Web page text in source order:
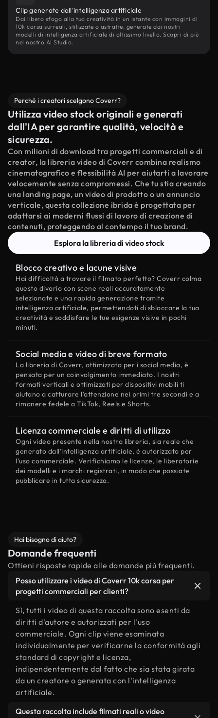
Clip generate dall'intelligenza artificiale
Dai libero sfogo alla tua creatività in un istante con immagini di
10k corsa surreali, stilizzate o astratte, generate dai nostri
modelli di intelligenza artificiale di altissimo livello. Scopri di più
nel nostro AI Studio.
Perché i creatori scelgono Coverr?
Utilizza video stock originali e generati
dall'IA per garantire qualità, velocità e
sicurezza.
Con milioni di download tra progetti commerciali e di
creator, la libreria video di Coverr combina realismo
cinematografico e flessibilità AI per aiutarti a lavorare
velocemente senza compromessi. Che tu stia creando
una landing page, un video di prodotto o un annuncio
verticale, questa collezione ibrida è progettata per
adattarsi ai moderni flussi di lavoro di creazione di
contenuti, proteggendo al contempo il tuo brand.
Esplora la libreria di video stock
Blocco creativo e lacune visive
Hai difficoltà a trovare il filmato perfetto? Coverr colma
questo divario con scene reali accuratamente
selezionate e una rapida generazione tramite
intelligenza artificiale, permettendoti di sbloccare la tua
creatività e soddisfare le tue esigenze visive in pochi
minuti.
Social media e video di breve formato
La libreria di Coverr, ottimizzata per i social media, è
pensata per un coinvolgimento immediato. I nostri
formati verticali e ottimizzati per dispositivi mobili ti
aiutano a catturare l'attenzione nei primi tre secondi e a
rimanere fedele a TikTok, Reels e Shorts.
Licenza commerciale e diritti di utilizzo
Ogni video presente nella nostra libreria, sia reale che
generato dall'intelligenza artificiale, è autorizzato per
l'uso commerciale. Verifichiamo le licenze, le liberatorie
dei modelli e i marchi registrati, in modo che possiate
pubblicare in tutta sicurezza.
Hai bisogno di aiuto?
Domande frequenti
Ottieni risposte rapide alle domande più frequenti.
Posso utilizzare i video di Coverr 10k corsa per
progetti commerciali per clienti?
Sì, tutti i video di questa raccolta sono esenti da
diritti d'autore e autorizzati per l'uso
commerciale. Ogni clip viene esaminata
individualmente per verificarne la conformità agli
standard di copyright e licenza,
indipendentemente dal fatto che sia stata girata
da un creatore o generata con l'intelligenza
artificiale.
Questa raccolta include filmati reali o video